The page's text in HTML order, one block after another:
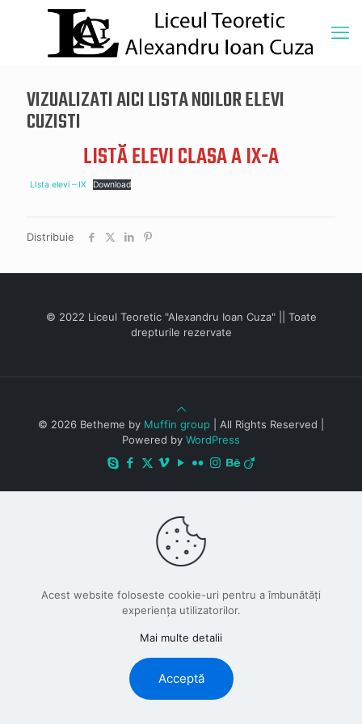
VIZUALIZATI AICI LISTA NOILOR ELEVI
CUZISTI
LISTĂ ELEVI CLASA A IX-A
LIsta elevi – IX Download
Distribuie
© 2022 Liceul Teoretic "Alexandru Ioan Cuza" || Toate
drepturile rezervate
© 2026 Betheme by Muffin group | All Rights Reserved |
Powered by WordPress
Acest website foloseste cookie-uri pentru a îmbunătăți
experiența utilizatorilor.
Mai multe detalii
Acceptă